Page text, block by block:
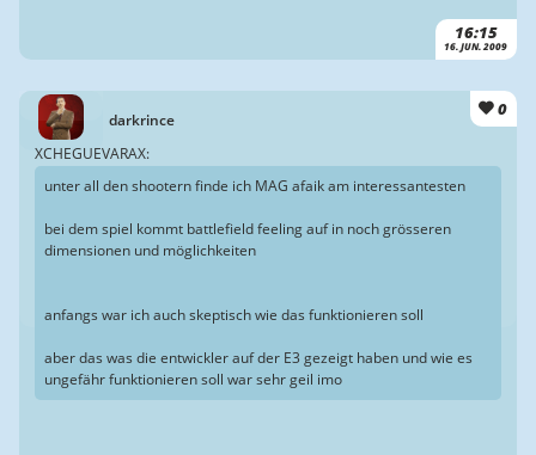
16:15
16. JUN. 2009
darkrince
0
XCHEGUEVARAX:
unter all den shootern finde ich MAG afaik am interessantesten
bei dem spiel kommt battlefield feeling auf in noch grösseren
dimensionen und möglichkeiten
anfangs war ich auch skeptisch wie das funktionieren soll
aber das was die entwickler auf der E3 gezeigt haben und wie es
ungefähr funktionieren soll war sehr geil imo